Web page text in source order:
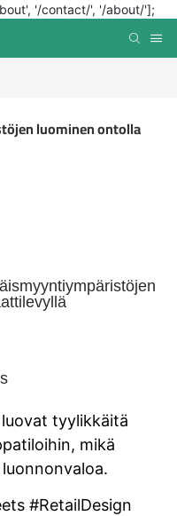
'/contact/', '/about/'];
luominen ontolla
tyylikkäitä
mikä
#RetailDesign